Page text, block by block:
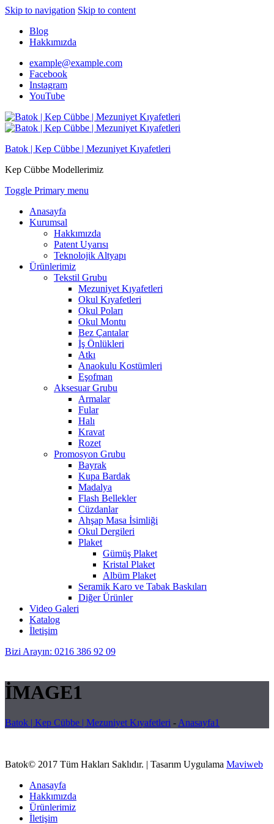
Skip to navigation Skip to content
Blog
Hakkımızda
example@example.com
Facebook
Instagram
YouTube
Batok | Kep Cübbe | Mezuniyet Kıyafetleri
Kep Cübbe Modellerimiz
Toggle Primary menu
Anasayfa
Kurumsal
Hakkımızda
Patent Uyarısı
Teknolojik Altyapı
Ürünlerimiz
Tekstil Grubu
Mezuniyet Kıyafetleri
Okul Kıyafetleri
Okul Poları
Okul Montu
Bez Çantalar
İş Önlükleri
Atkı
Anaokulu Kostümleri
Eşofman
Aksesuar Grubu
Armalar
Fular
Halı
Kravat
Rozet
Promosyon Grubu
Bayrak
Kupa Bardak
Madalya
Flash Bellekler
Cüzdanlar
Ahşap Masa İsimliği
Okul Dergileri
Plaket
Gümüş Plaket
Kristal Plaket
Albüm Plaket
Seramik Karo ve Tabak Baskıları
Diğer Ürünler
Video Galeri
Katalog
İletişim
Bizi Arayın: 0216 386 92 09
İMAGE1
Batok | Kep Cübbe | Mezuniyet Kıyafetleri - Anasayfa1
Batok© 2017 Tüm Hakları Saklıdır. | Tasarım Uygulama Maviweb
Anasayfa
Hakkımızda
Ürünlerimiz
İletişim